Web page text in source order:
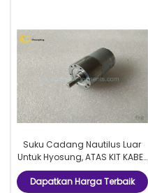
Suku Cadang Nautilus Luar
Untuk Hyosung, ATAS KIT KABEL
ASSY MOTOR Hyosung Suku
Cadang Dan Aksesoris
Dapatkan Harga Terbaik